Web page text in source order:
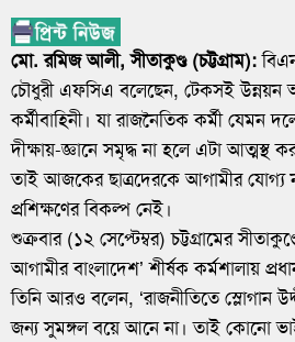
মো. রমিজ আলী, সীতাকুণ্ড (চট্টগ্রাম):
চৌধুরী এফসিএ বলেছেন, টেকসই উন্নয়ন
কর্মীবাহিনী। যা রাজনৈতিক কর্মী যেমন
দীক্ষায়-জ্ঞানে সমৃদ্ধ না হলে এটা আত্মস্থ
তাই আজকের ছাত্রদেরকে আগামীর যোগ্য
প্রশিক্ষণের বিকল্প নেই।
শুক্রবার (১২ সেপ্টেম্বর) চট্টগ্রামের
আগামীর বাংলাদেশ’ শীর্ষক কর্মশালায়
তিনি আরও বলেন, ‘রাজনীতিতে স্লোগান
জন্য সুমঙ্গল বয়ে আনে না। তাই কোনো